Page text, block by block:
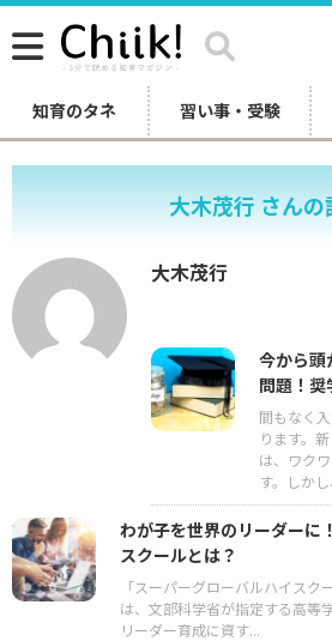
知育のタネ 習い事・受験
大木茂行 さんの
大木茂行
今から頭
問題！奨
間もなく
ります。
は、ワク
す。しか
わが子を世界のリーダーに
スクールとは？
「スーパーグローバルハイス
は、文部科学省が指定する高等
リーダー育成に資す...